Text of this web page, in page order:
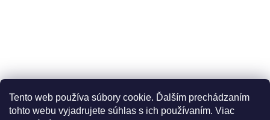
Tento web používa súbory cookie. Ďalším prechádzaním
tohto webu vyjadrujete súhlas s ich používaním. Viac
Adatkezelési tájékoztató
Szállítási és fizetési lehetőségek